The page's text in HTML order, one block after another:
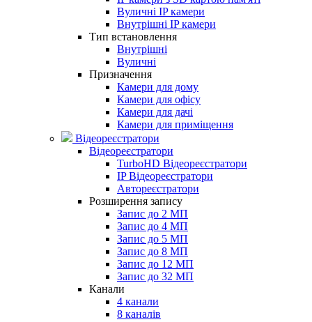
Вуличні IP камери
Внутрішні IP камери
Тип встановлення
Внутрішні
Вуличні
Призначення
Камери для дому
Камери для офісу
Камери для дачі
Камери для приміщення
Відеореєстратори
Відеореєстратори
TurboHD Відеореєстратори
IP Відеореєстратори
Автореєстратори
Розширення запису
Запис до 2 МП
Запис до 4 МП
Запис до 5 МП
Запис до 8 МП
Запис до 12 МП
Запис до 32 МП
Канали
4 канали
8 каналів